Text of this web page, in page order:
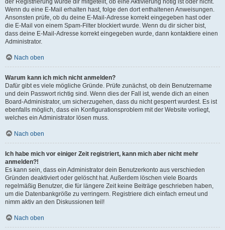
der Registrierung wurde dir mitgeteilt, ob eine Aktivierung nötig ist oder nicht.
Wenn du eine E-Mail erhalten hast, folge den dort enthaltenen Anweisungen.
Ansonsten prüfe, ob du deine E-Mail-Adresse korrekt eingegeben hast oder
die E-Mail von einem Spam-Filter blockiert wurde. Wenn du dir sicher bist,
dass deine E-Mail-Adresse korrekt eingegeben wurde, dann kontaktiere einen
Administrator.
Nach oben
Warum kann ich mich nicht anmelden?
Dafür gibt es viele mögliche Gründe. Prüfe zunächst, ob dein Benutzername
und dein Passwort richtig sind. Wenn dies der Fall ist, wende dich an einen
Board-Administrator, um sicherzugehen, dass du nicht gesperrt wurdest. Es ist
ebenfalls möglich, dass ein Konfigurationsproblem mit der Website vorliegt,
welches ein Administrator lösen muss.
Nach oben
Ich habe mich vor einiger Zeit registriert, kann mich aber nicht mehr
anmelden?!
Es kann sein, dass ein Administrator dein Benutzerkonto aus verschieden
Gründen deaktiviert oder gelöscht hat. Außerdem löschen viele Boards
regelmäßig Benutzer, die für längere Zeit keine Beiträge geschrieben haben,
um die Datenbankgröße zu verringern. Registriere dich einfach erneut und
nimm aktiv an den Diskussionen teil!
Nach oben